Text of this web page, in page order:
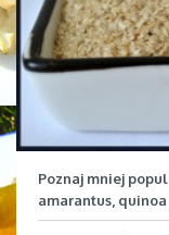
Poznaj mniej
amarantus, quinoa